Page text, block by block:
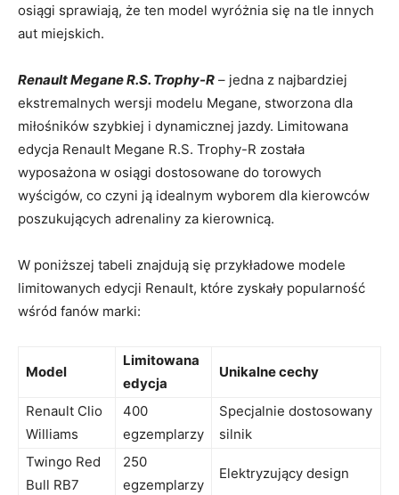
osiągi sprawiają, że ⁤ten model⁤ wyróżnia się na ⁣tle innych
⁤aut‌ miejskich.
Renault⁣ Megane R.S. Trophy-R – jedna z najbardziej
⁢ekstremalnych ⁢wersji modelu Megane, stworzona dla‌
miłośników szybkiej i dynamicznej‍ jazdy. Limitowana⁤
edycja ​Renault‌ Megane R.S. ⁣Trophy-R została
wyposażona w osiągi dostosowane do torowych
wyścigów, co ‌czyni ją idealnym⁤ wyborem dla kierowców
poszukujących adrenaliny za kierownicą.
W⁢ poniższej tabeli znajdują się przykładowe modele
limitowanych edycji Renault, które zyskały popularność
wśród fanów marki:
Model
Limitowana
edycja
Unikalne cechy
Renault Clio
Williams
400
egzemplarzy
Specjalnie dostosowany
silnik
Twingo Red
Bull RB7
250
egzemplarzy
Elektryzujący design